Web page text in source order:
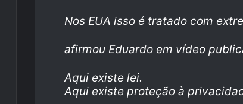
Nos EUA isso é tratado com
afirmou Eduardo em vídeo
Aqui existe lei.
Aqui existe proteção à